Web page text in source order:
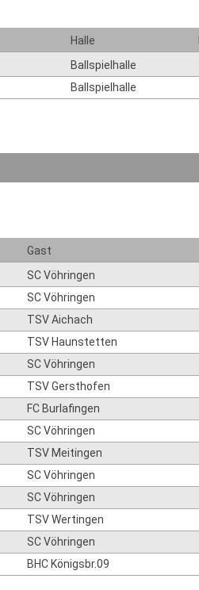
Halle
Ballspielhalle
Ballspielhalle
Gast
SC Vöhringen
SC Vöhringen
TSV Aichach
TSV Haunstetten
SC Vöhringen
TSV Gersthofen
FC Burlafingen
SC Vöhringen
TSV Meitingen
SC Vöhringen
SC Vöhringen
TSV Wertingen
SC Vöhringen
BHC Königsbr.09